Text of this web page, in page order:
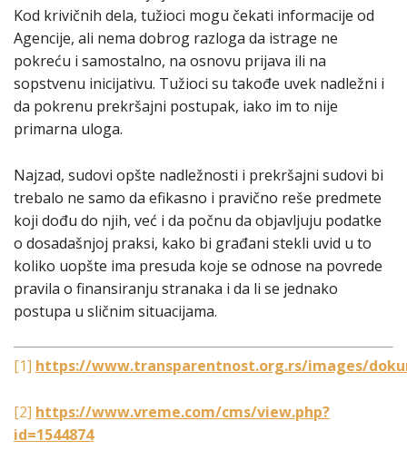
Kod krivičnih dela, tužioci mogu čekati informacije od
Agencije, ali nema dobrog razloga da istrage ne
pokreću i samostalno, na osnovu prijava ili na
sopstvenu inicijativu. Tužioci su takođe uvek nadležni i
da pokrenu prekršajni postupak, iako im to nije
primarna uloga.
Najzad, sudovi opšte nadležnosti i prekršajni sudovi bi
trebalo ne samo da efikasno i pravično reše predmete
koji dođu do njih, već i da počnu da objavljuju podatke
o dosadašnjoj praksi, kako bi građani stekli uvid u to
koliko uopšte ima presuda koje se odnose na povrede
pravila o finansiranju stranaka i da li se jednako
postupa u sličnim situacijama.
[1] https://www.transparentnost.org.rs/images/
[2] https://www.vreme.com/cms/view.php?
id=1544874